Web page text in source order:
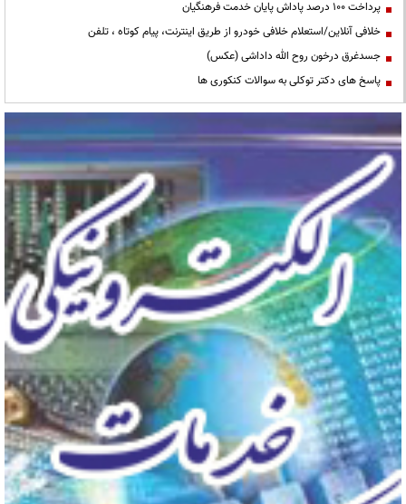
پرداخت ۱۰۰ درصد پاداش پایان خدمت فرهنگیان
خلافی آنلاین/استعلام خلافی خودرو از طریق اینترنت، پیام کوتاه ، تلفن
جسدغرق درخون روح الله داداشی (عکس)
پاسخ های دکتر توکلی به سوالات کنکوری ها